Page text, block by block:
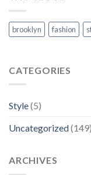
brooklyn fashion
CATEGORIES
Style(5)
Uncategorized(149)
ARCHIVES